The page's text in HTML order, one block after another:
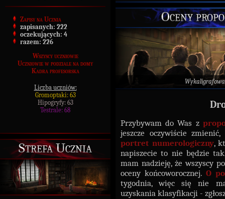
Zapisy na Ucznia
zapisanych: 222
oczekujących: 4
razem: 226
Wszyscy uczniowie
Uczniowie w podziale na domy
Kadra profesorska
Liczba uczniów:
Gromoptaki: 63
Hipogryfy: 63
Testrale: 68
Strefa Ucznia
Oceny
Przybywam do Was z
jeszcze oczywiście
portret numerologiczny,
napiszecie to nie będzie
mam nadzieję, że wszyscy
oceny końcoworocznej.O
tygodnia, więc się nie
uzyskania klasyfikacji -